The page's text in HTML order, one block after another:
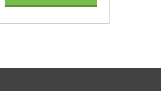
Кровати